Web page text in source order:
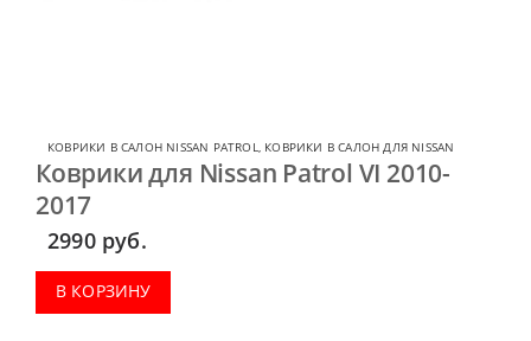
КОВРИКИ В САЛОН NISSAN PATROL КОВРИКИ В САЛОН ДЛЯ NISSAN
Коврики для Nissan Patrol VI 2010-
2017
2990 руб.
В КОРЗИНУ